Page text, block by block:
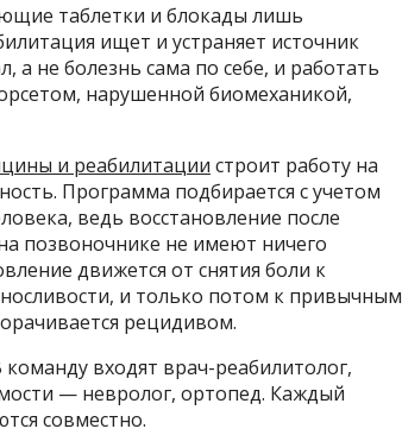
таблетки и блокады лишь
ищет и устраняет источник
а не болезнь сама по себе, и работать
нарушенной биомеханикой,
и реабилитации строит работу на
Программа подбирается с учетом
ведь восстановление после
позвоночнике не имеют ничего
движется от снятия боли к
и только потом к привычным
рецидивом.
входят врач-реабилитолог,
— невролог, ортопед. Каждый
совместно.